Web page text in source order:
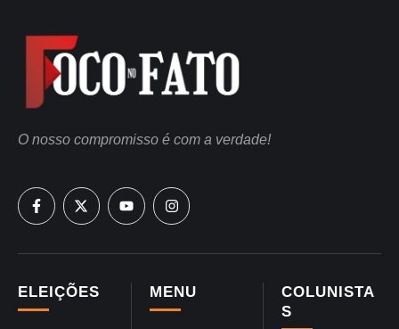
COLUNISTA
S
MENU
ELEIÇÕES
O nosso compromisso é com a verdade!